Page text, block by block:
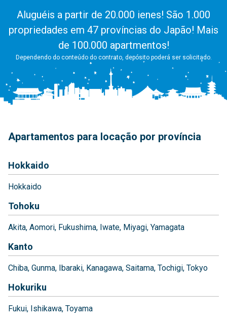
Aluguéis a partir de 20.000 ienes! São 1.000
propriedades em 47 províncias do Japão! Mais
de 100.000 apartmentos!
Dependendo do conteúdo do contrato, depósito poderá ser solicitado.
Apartamentos para locação por província
Hokkaido
Hokkaido
Tohoku
Akita Aomori Fukushima Iwate Miyagi Yamagata
Kanto
Chiba Gunma Ibaraki Kanagawa Saitama Tochigi Tokyo
Hokuriku
Fukui Ishikawa Toyama